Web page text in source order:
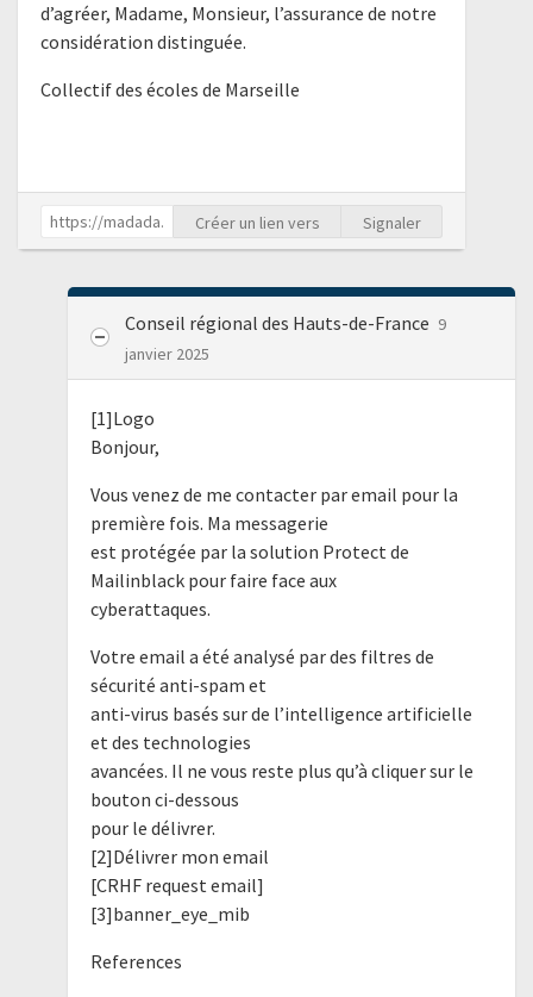
d’agréer, Madame, Monsieur, l’assurance de notre
considération distinguée.
Collectif des écoles de Marseille
Créer un lien vers Signaler
Conseil régional des Hauts-de-France 9
janvier 2025
[1]Logo
Bonjour,
Vous venez de me contacter par email pour la
première fois. Ma messagerie
est protégée par la solution Protect de
Mailinblack pour faire face aux
cyberattaques.
Votre email a été analysé par des filtres de
sécurité anti-spam et
anti-virus basés sur de l’intelligence artificielle
et des technologies
avancées. Il ne vous reste plus qu’à cliquer sur le
bouton ci-dessous
pour le délivrer.
[2]Délivrer mon email
[CRHF request email]
[3]banner_eye_mib
References